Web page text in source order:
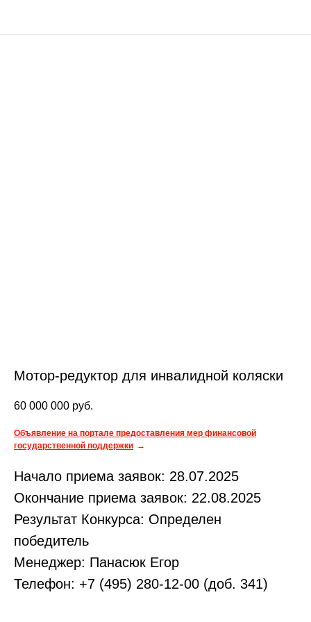
Мотор-редуктор для инвалидной коляски
60 000 000 руб.
Объявление на портале предоставления мер финансовой
государственной поддержки
Начало приема заявок: 28.07.2025
Окончание приема заявок: 22.08.2025
Результат Конкурса: Определен
победитель
Менеджер: Панасюк Егор
Телефон: +7 (495) 280-12-00 (доб. 341)